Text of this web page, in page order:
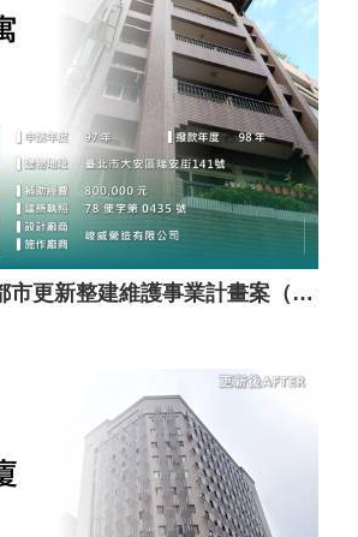
（海樹公寓）都市更新整建維護事業計畫案（套餐A）